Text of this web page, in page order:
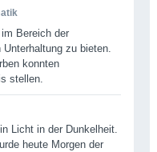
Bereich der
zu bieten.
konnten
stellen.
Licht in der Dunkelheit.
heute Morgen der